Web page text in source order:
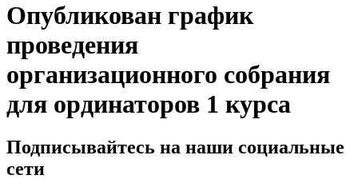
Опубликован график
проведения
организационного собрания
для ординаторов 1 курса
Подписывайтесь на наши социальные
сети